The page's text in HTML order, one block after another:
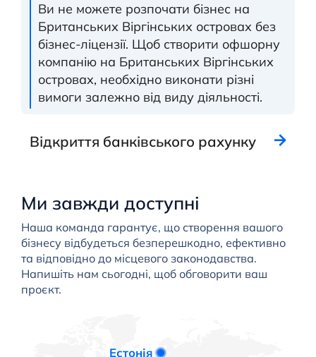
Ви не можете розпочати бізнес на
Британських Віргінських островах без
бізнес-ліцензії. Щоб створити офшорну
компанію на Британських Віргінських
островах, необхідно виконати різні
вимоги залежно від виду діяльності.
Відкриття банківського рахунку
Ми завжди доступні
Наша команда гарантує, що створення вашого
бізнесу відбудеться безперешкодно, ефективно
та відповідно до місцевого законодавства.
Напишіть нам сьогодні, щоб обговорити ваш
проєкт.
Естонія